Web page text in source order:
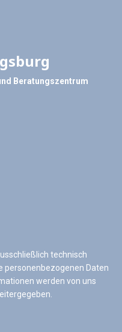
Beratungszentrum
technisch
personenbezogenen Daten
werden von uns